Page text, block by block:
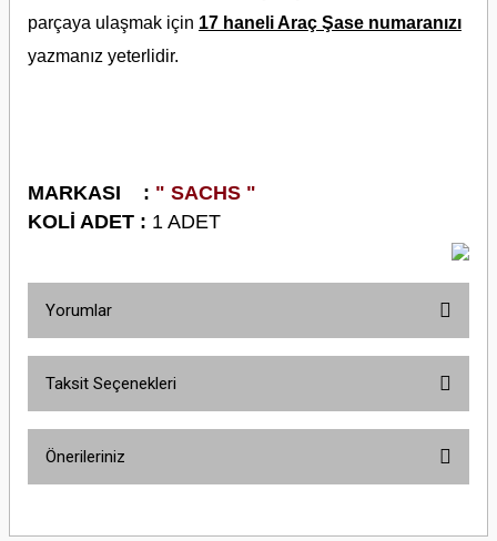
parçaya ulaşmak için 17 haneli Araç Şase numaranızı
yazmanız yeterlidir.
MARKASI : " SACHS "
KOLİ ADET : 1 ADET
Yorumlar
Taksit Seçenekleri
Önerileriniz
yetersiz gördüğünüz noktaları öneri formunu kullanarak tarafımıza